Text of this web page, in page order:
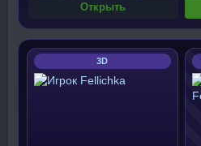
Открыть
3D